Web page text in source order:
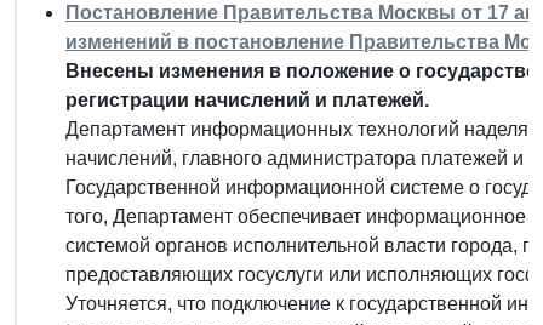
Постановление Правительства Москвы от 17
изменений в постановление Правительства
Внесены изменения в положение о
регистрации начислений и платежей.
Департамент информационных технологий
начислений, главного администратора платежей и
Государственной информационной системе о
того, Департамент обеспечивает информационное
системой органов исполнительной власти города,
предоставляющих госуслуги или исполняющих
Уточняется, что подключение к государственной